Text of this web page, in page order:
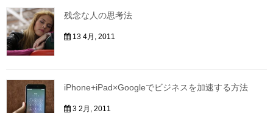
残念な人の思考法
13 4月, 2011
iPhone+iPad×Googleでビジネスを加速する方法
3 2月, 2011